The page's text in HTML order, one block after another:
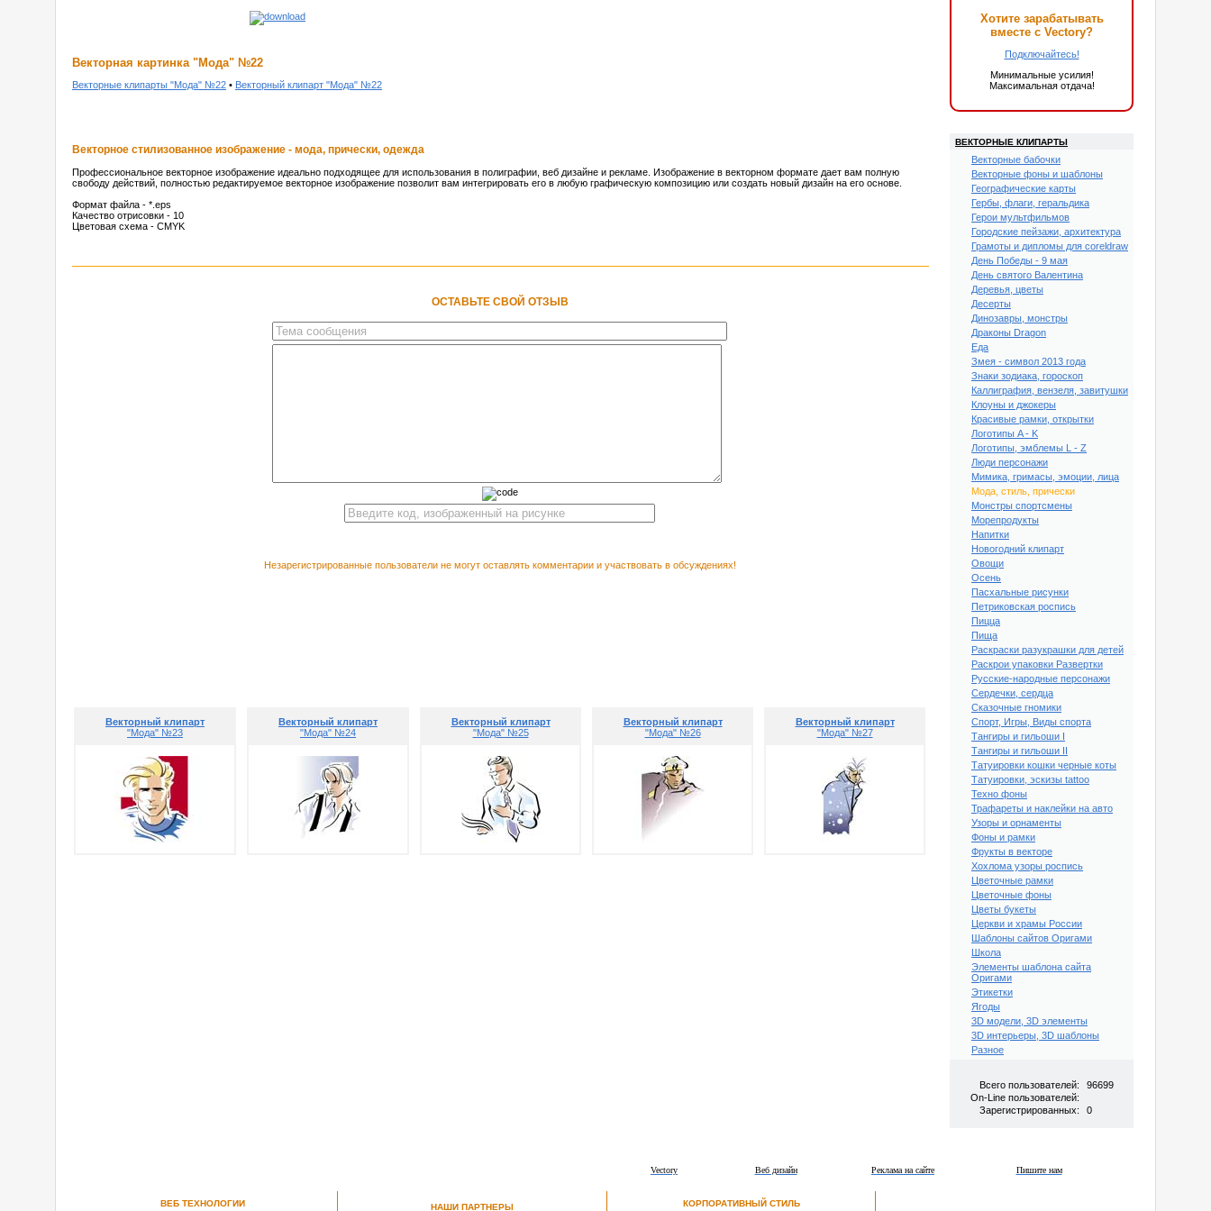
Векторная картинка "Мода" №22
Векторные клипарты "Мода" №22 • Векторный клипарт "Мода" №22
Векторное стилизованное изображение - мода, прически, одежда
Профессиональное векторное изображение идеально подходящее для использования в полиграфии, веб дизайне и рекламе. Изображение в векторном формате дает вам полную
свободу действий, полностью редактируемое векторное изображение позволит вам интегрировать его в любую графическую композицию или создать новый дизайн на его основе.
Формат файла - *.eps
Качество отрисовки - 10
Цветовая схема - CMYK
ОСТАВЬТЕ СВОЙ ОТЗЫВ
Незарегистрированные пользователи не могут оставлять комментарии и участвовать в обсуждениях!
Векторный клипарт
"Мода" №23
Векторный клипарт
"Мода" №24
Векторный клипарт
"Мода" №25
Векторный клипарт
"Мода" №26
Векторный клипарт
"Мода" №27
Хотите зарабатывать
вместе с Vectory?
Подключайтесь!
Минимальные усилия!
Максимальная отдача!
ВЕКТОРНЫЕ КЛИПАРТЫ
Векторные бабочки
Векторные фоны и шаблоны
Географические карты
Гербы, флаги, геральдика
Герои мультфильмов
Городские пейзажи, архитектура
Грамоты и дипломы для coreldraw
День Победы - 9 мая
День святого Валентина
Деревья, цветы
Десерты
Динозавры, монстры
Драконы Dragon
Еда
Змея - символ 2013 года
Знаки зодиака, гороскоп
Каллиграфия, вензеля, завитушки
Клоуны и джокеры
Красивые рамки, открытки
Логотипы A - K
Логотипы, эмблемы L - Z
Люди персонажи
Мимика, гримасы, эмоции, лица
Мода, стиль, прически
Монстры спортсмены
Морепродукты
Напитки
Новогодний клипарт
Овощи
Осень
Пасхальные рисунки
Петриковская роспись
Пицца
Пища
Раскраски разукрашки для детей
Раскрои упаковки Развертки
Русские-народные персонажи
Сердечки, сердца
Сказочные гномики
Спорт, Игры, Виды спорта
Тангиры и гильоши I
Тангиры и гильоши II
Татуировки кошки черные коты
Татуировки, эскизы tattoo
Техно фоны
Трафареты и наклейки на авто
Узоры и орнаменты
Фоны и рамки
Фрукты в векторе
Хохлома узоры роспись
Цветочные рамки
Цветочные фоны
Цветы букеты
Церкви и храмы России
Шаблоны сайтов Оригами
Школа
Элементы шаблона сайта
Оригами
Этикетки
Ягоды
3D модели, 3D элементы
3D интерьеры, 3D шаблоны
Разное
Всего пользователей:
96699
On-Line пользователей:
Зарегистрированных:
0
Пишите нам
Реклама на сайте
Веб дизайн
Vectory
ВЕБ ТЕХНОЛОГИИ НАШИ ПАРТНЕРЫ КОРПОРАТИВНЫЙ СТИЛЬ